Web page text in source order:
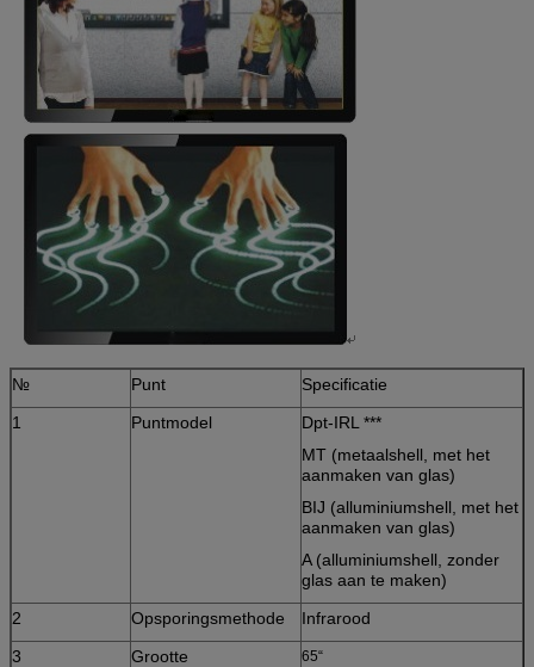
№ Punt
Specificatie
1
Puntmodel
Dpt-IRL ***
MT (metaalshell, met het
aanmaken van glas)
BIJ (alluminiumshell, met het
aanmaken van glas)
A (alluminiumshell, zonder
glas aan te maken)
2
Opsporingsmethode
Infrarood
3
Grootte 65“